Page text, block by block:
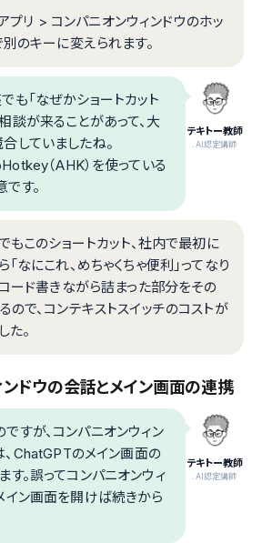
プリ > コンパニオンウィンドウのホッ
別のキーに変えられます。
テキトー教師
.AI認定講師
も「なぜかショートカット
談が来ることがあって、大
していましたね。
（AHK）を使っている
す。
もこのショートカット、社内で最初に
「なにこれ、めちゃくちゃ便利」ってなり
ード書きながら詰まった部分をその
ので、コンテキストスイッチのコストが
た。
ドウの会話とメイン画面の連携
テキトー教師
.AI認定講師
すが、コンパニオンウィン
ChatGPTのメイン画面の
す。誤ってコンパニオンウィ
イン画面を開けば続きから